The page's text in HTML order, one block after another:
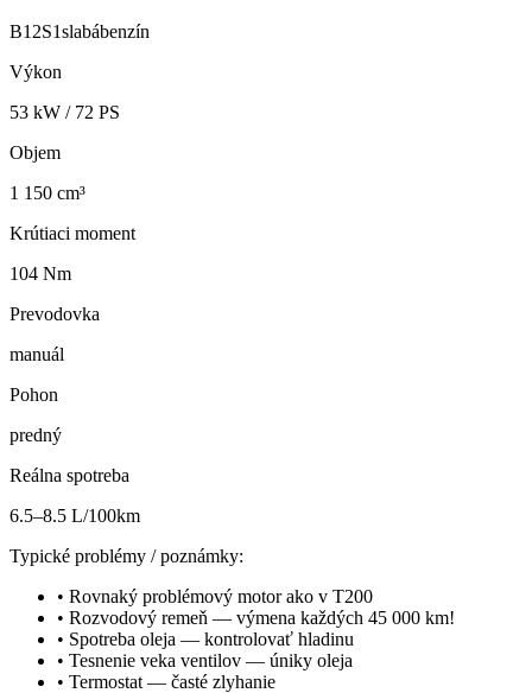
B12S1slabábenzín
Výkon
53 kW / 72 PS
Objem
1 150 cm³
Krútiaci moment
104 Nm
Prevodovka
manuál
Pohon
predný
Reálna spotreba
6.5–8.5 L/100km
Typické problémy / poznámky:
• Rovnaký problémový motor ako v T200
• Rozvodový remeň — výmena každých 45 000 km!
• Spotreba oleja — kontrolovať hladinu
• Tesnenie veka ventilov — úniky oleja
• Termostat — časté zlyhanie